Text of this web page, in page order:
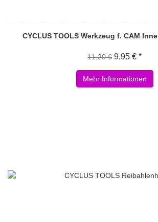
CYCLUS TOOLS Werkzeug f. CAM
11,20 € 9,95 € *
Mehr Informationen